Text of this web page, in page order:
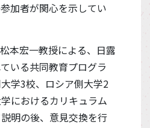
加者が関心を示してい
本宏一教授による、日露
いる共同教育プログラ
学3校、ロシア側大学2
におけるカリキュラム
明の後、意見交換を行